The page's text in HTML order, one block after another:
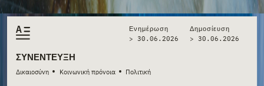
ΣΥΝΈΝΤΕΥΞΗ
Δικαιοσύνη • Κοινωνική πρόνοια • Πολιτική
Ενημέρωση
> 30.06.2026
Δημοσίευση
> 30.06.2026